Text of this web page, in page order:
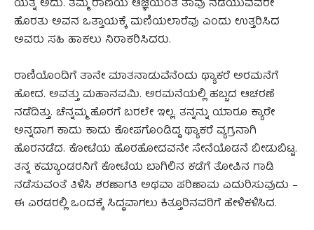
ಯತ್ನ ಅದು. ತಮ್ಮ ರಾಣಿಯ ಆಜ್ಞೆಯಂತೆ ತಾವು ನಡೆಯುವವರೇ
ಹೊರತು ಅವನ ಒತ್ತಾಯಕ್ಕೆ ಮಣಿಯಲಾರೆವು ಎಂದು ಉತ್ತರಿಸಿದ
ಅವರು ಸಹಿ ಹಾಕಲು ನಿರಾಕರಿಸಿದರು.
ರಾಣಿಯೊಂದಿಗೆ ತಾನೇ ಮಾತನಾಡುವೆನೆಂದು ಥ್ಯಾಕರೆ ಅರಮನೆಗೆ
ಹೋದ. ಅವತ್ತು ಮಹಾನವಮಿ. ಅರಮನೆಯಲ್ಲಿ ಹಬ್ಬದ ಆಚರಣೆ
ನಡೆದಿತ್ತು. ಚೆನ್ನಮ್ಮ ಹೊರಗೆ ಬರಲೇ ಇಲ್ಲ. ತನ್ನನ್ನು ಯಾರೂ ಕ್ಯಾರೇ
ಅನ್ನದಾಗ ಕಾದು ಕಾದು ಕೋಪಗೊಂಡಿದ್ದ ಥ್ಯಾಕರೆ ವ್ಯಗ್ರನಾಗಿ
ಹೊರನಡೆದ. ಕೋಟೆಯ ಹೊರಹೋದವನೇ ಸೇನೆಯೊಡನೆ ಬೀಡುಬಿಟ್ಟ.
ತನ್ನ ಕಮ್ಯಾಂಡರನಿಗೆ ಕೋಟೆಯ ಬಾಗಿಲಿನ ಕಡೆಗೆ ತೋಪಿನ ಗಾಡಿ
ನಡೆಸುವಂತೆ ತಿಳಿಸಿ ಶರಣಾಗತಿ ಅಥವಾ ಪರಿಣಾಮ ಎದುರಿಸುವುದು –
ಈ ಎರಡರಲ್ಲಿ ಒಂದಕ್ಕೆ ಸಿದ್ಧವಾಗಲು ಕಿತ್ತೂರಿನವರಿಗೆ ಹೇಳಿಕಳಿಸಿದ.